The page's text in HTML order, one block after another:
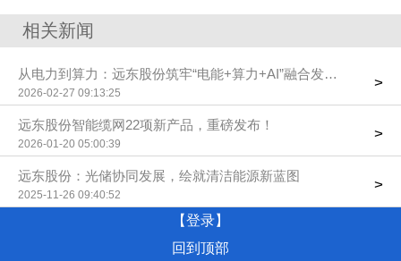
相关新闻
从电力到算力：远东股份筑牢“电能+算力+AI”融合发展根基
2026-02-27 09:13:25
>
远东股份智能缆网22项新产品，重磅发布！
2026-01-20 05:00:39
>
远东股份：光储协同发展，绘就清洁能源新蓝图
2025-11-26 09:40:52
>
【登录】
回到顶部